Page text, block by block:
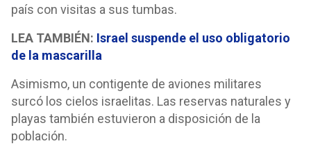
país con visitas a sus tumbas.
LEA TAMBIÉN: Israel suspende el uso obligatorio
de la mascarilla
Asimismo, un contigente de aviones militares
surcó los cielos israelitas. Las reservas naturales y
playas también estuvieron a disposición de la
población.